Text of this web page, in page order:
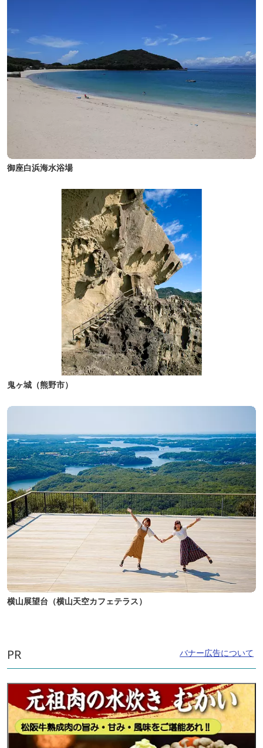
御座白浜海水浴場
鬼ヶ城（熊野市）
横山展望台（横山天空カフェテラス）
PR バナー広告について